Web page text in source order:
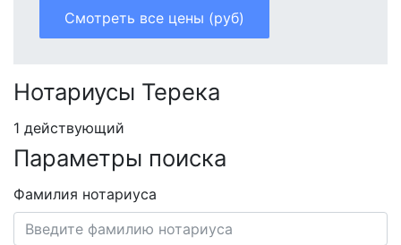
Смотреть все цены (руб)
Нотариусы Терека
1 действующий
Параметры поиска
Фамилия нотариуса